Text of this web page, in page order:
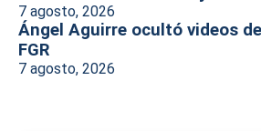
7 agosto, 2026
Ángel Aguirre ocultó videos
FGR
7 agosto, 2026